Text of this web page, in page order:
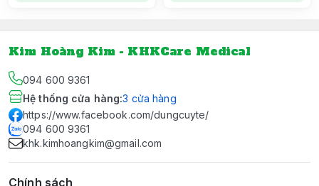
Kim Hoàng Kim - KHKCare Medical
094 600 9361
Hệ thống cửa hàng:3 cửa hàng
https://www.facebook.com/dungcuyte/
094 600 9361
khk.kimhoangkim@gmail.com
Chính sách